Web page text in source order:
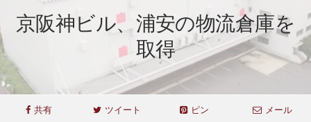
京阪神ビル、浦安の物流倉庫を
取得
共有 ツイート ピン メール